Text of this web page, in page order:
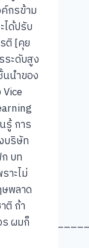
กรข้าม
ด้ปรับ
ติ [คุย
ะดับสูง
นำของ
รู้ การ
บริษัท
บท
าะไม่
พลาด
ติ ถ้า
ร ผมก็